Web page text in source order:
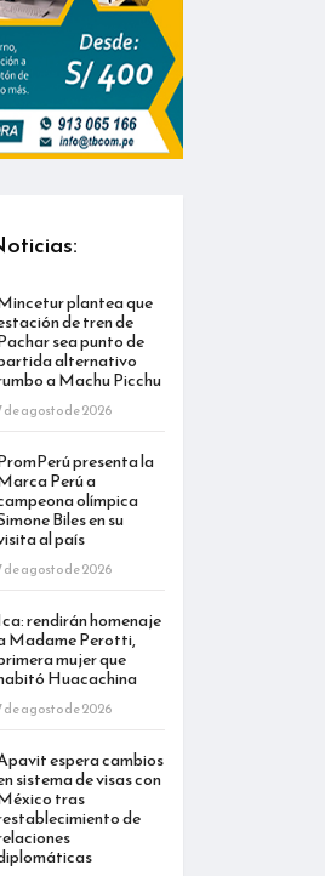
plantea que
de tren de
sea punto de
alternativo
a Machu Picchu
de agosto de 2026
presenta la
Perú a
olímpica
Biles en su
al país
de agosto de 2026
rendirán homenaje
Madame Perotti,
mujer que
Huacachina
de agosto de 2026
espera cambios
sistema de visas con
tras
de